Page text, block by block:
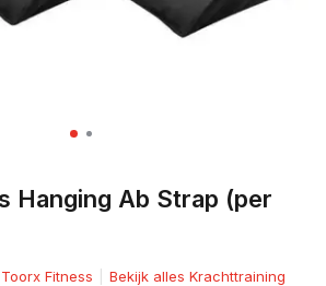
Hanging Ab Strap (per
Toorx Fitness Bekijk alles Krachttraining